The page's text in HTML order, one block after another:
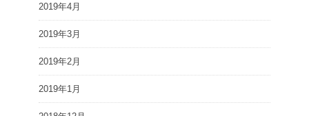
2019年4月
2019年3月
2019年2月
2019年1月